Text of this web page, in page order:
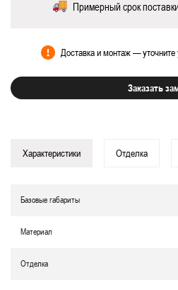
Примерный срок
Доставка и монтаж —
Заказать
Характеристики Отделка
Базовые габариты
Материал
Отделка